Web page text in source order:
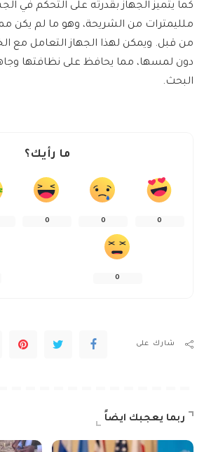
كما يتميز الجهاز بقدرته على التحكم في
ملليمترات من الشريحة، وهو ما لم يكن
من قبل. ويمكن لهذا الجهاز التعامل مع
دون لمسها، مما يحافظ على نظافتها
البحث.
ما رأيك؟
0
0
0
0
شارك على
ربما يعجبك ايضاً